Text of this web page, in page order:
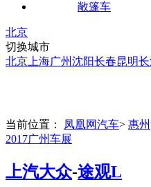
敞篷车
北京
切换城市
北京 上海广州沈阳长春昆明
当前位置： 凤凰网汽车> 惠州
2017广州车展
上汽大众-途观L